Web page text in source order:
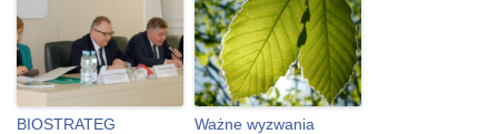
BIOSTRATEG
Ważne wyzwania